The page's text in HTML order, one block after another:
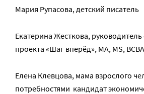
Мария Рупасова, детский писатель
Екатерина Жесткова,
проекта «Шаг вперёд», MA, MS, BCBA
Елена Клевцова, мама взрослого
потребностями кандидат